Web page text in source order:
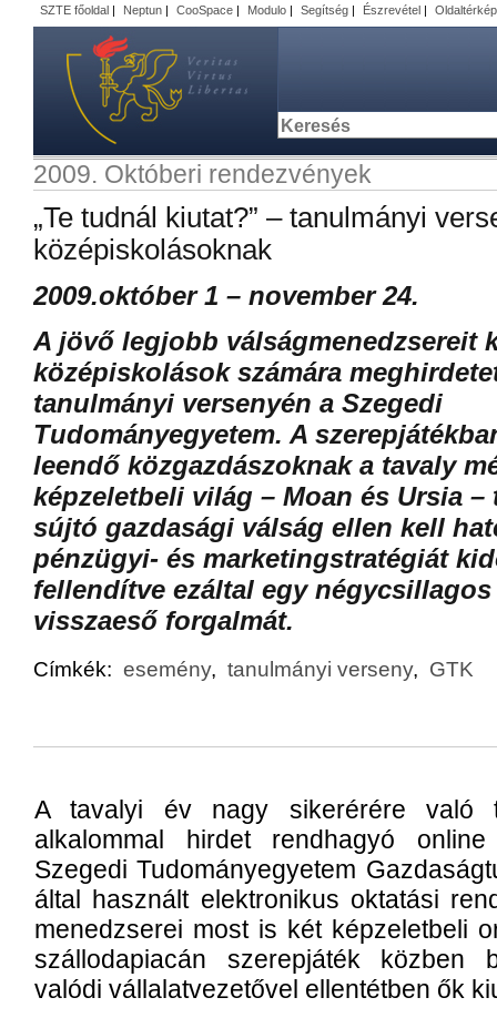
SZTE főoldal | Neptun | CooSpace | Modulo | Segítség | Észrevétel | Oldaltérkép
2009. Októberi rendezvények
„Te tudnál kiutat?” – tanulmányi
középiskolásoknak
2009.október 1 – november 24.
A jövő legjobb válságmenedzsereit
középiskolások számára
tanulmányi versenyén a Szegedi
Tudományegyetem. A
leendő közgazdászoknak a tavaly
képzeletbeli világ – Moan és Ursia –
sújtó gazdasági válság ellen kell
pénzügyi- és marketingstratégiát
fellendítve ezáltal egy
visszaeső forgalmát.
Címkék: esemény, tanulmányi verseny, GTK
A tavalyi év nagy sikerérére való
alkalommal hirdet rendhagyó
Szegedi Tudományegyetem
által használt elektronikus oktatási
menedzserei most is két képzeletbeli
szállodapiacán szerepjáték közben
valódi vállalatvezetővel ellentétben ők